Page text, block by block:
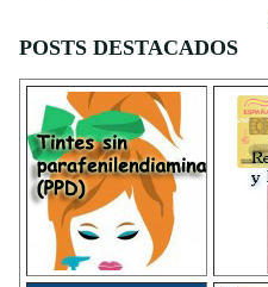
POSTS DESTACADOS